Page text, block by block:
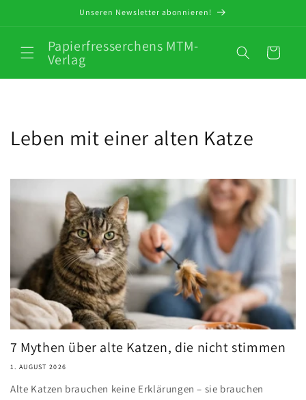
Unseren Newsletter abonnieren!
Papierfresserchens MTM-
Verlag Warenkorb
Leben mit einer alten Katze
7 Mythen über alte Katzen, die nicht stimmen
1. AUGUST 2026
Alte Katzen brauchen keine Erklärungen – sie brauchen